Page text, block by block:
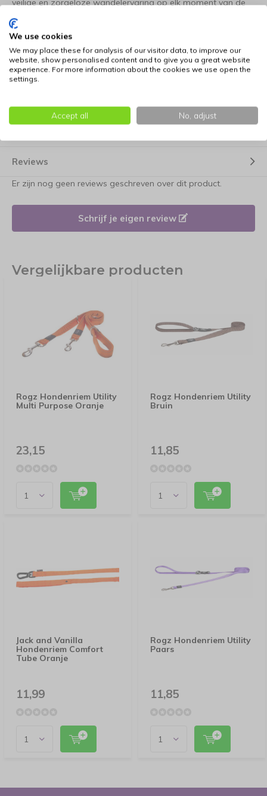
veilige en zorgeloze wandelervaring op elk moment van de
dag.
Praktisch ontwerp
De riem combineert een lengte van 180 cm en een breedte
van 16 mm met een doordacht en functioneel design. Het
dankzij de robuuste musketonhaak, die garant staat voor
een veilige en betrouwbare verbinding voor je viervoeter.
Reviews
Er zijn nog geen reviews geschreven over dit product.
Schrijf je eigen review
Vergelijkbare producten
Rogz Hondenriem Utility
Multi Purpose Oranje
23,15
Rogz Hondenriem Utility
Bruin
11,85
Jack and Vanilla
Hondenriem Comfort
Tube Oranje
11,99
Rogz Hondenriem Utility
Paars
11,85
We use cookies
We may place these for analysis of our visitor data, to improve our
website, show personalised content and to give you a great website
experience. For more information about the cookies we use open the
settings.
Accept all No, adjust